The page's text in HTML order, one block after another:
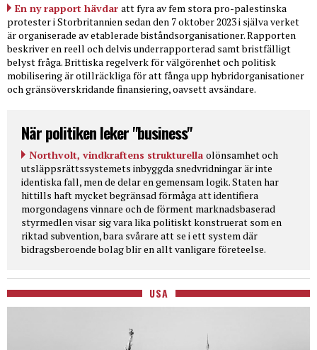
En ny rapport hävdar att fyra av fem stora pro-palestinska
protester i Storbritannien sedan den 7 oktober 2023 i själva verket
är organiserade av etablerade biståndsorganisationer. Rapporten
beskriver en reell och delvis underrapporterad samt bristfälligt
belyst fråga. Brittiska regelverk för välgörenhet och politisk
mobilisering är otillräckliga för att fånga upp hybridorganisationer
och gränsöverskridande finansiering, oavsett avsändare.
När politiken leker "business"
Northvolt, vindkraftens strukturella olönsamhet och
utsläppsrättssystemets inbyggda snedvridningar är inte
identiska fall, men de delar en gemensam logik. Staten har
hittills haft mycket begränsad förmåga att identifiera
morgondagens vinnare och de förment marknadsbaserad
styrmedlen visar sig vara lika politiskt konstruerat som en
riktad subvention, bara svårare att se i ett system där
bidragsberoende bolag blir en allt vanligare företeelse.
USA